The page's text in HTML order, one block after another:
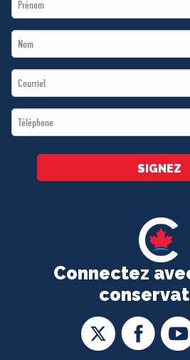
Connectez
Name
Last
Name
Email
*
Téléphone
*
SIGNEZ